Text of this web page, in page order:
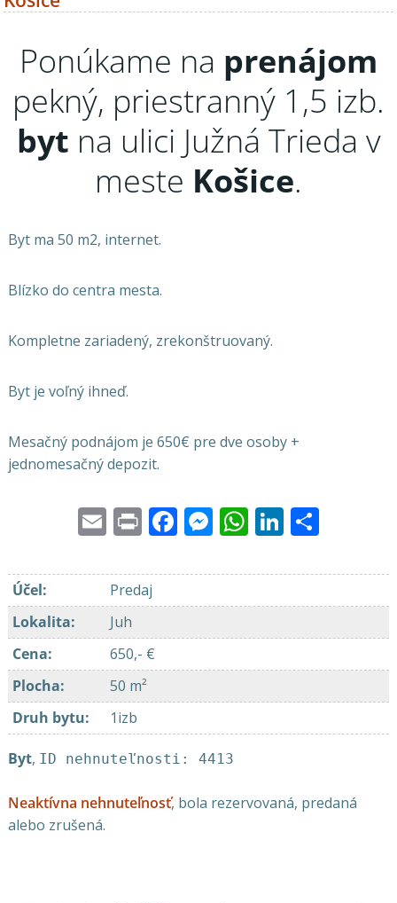
Ponúkame na prenájom
pekný, priestranný 1,5 izb.
byt na ulici Južná Trieda v
meste Košice.
Byt ma 50 m2, internet.
Blízko do centra mesta.
Kompletne zariadený, zrekonštruovaný.
Byt je voľný ihneď.
Mesačný podnájom je 650€ pre dve osoby +
jednomesačný depozit.
EmailPrintFacebook
Messenger
WhatsApp
LinkedIn
Účel:
Predaj
Lokalita:
Juh
Cena:
650,- €
Plocha:
50 m²
Druh bytu: 1izb
Byt, ID nehnuteľnosti: 4413
Neaktívna nehnuteľnosť, bola rezervovaná, predaná
alebo zrušená.